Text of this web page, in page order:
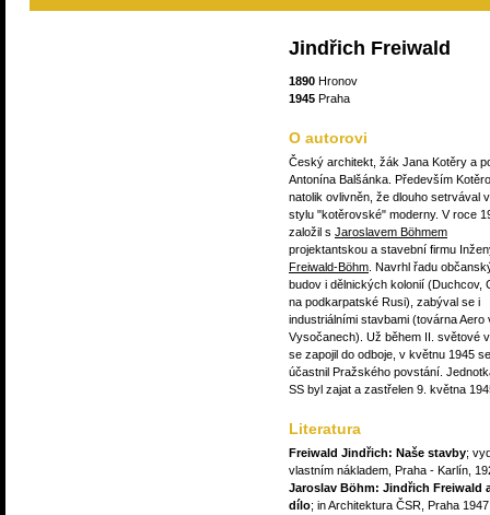
Jindřich Freiwald
1890 Hronov
1945 Praha
O autorovi
Český architekt, žák Jana Kotěry a
Antonína Balšánka. Především
natolik ovlivněn, že dlouho setrvával
stylu "kotěrovské" moderny. V roce
založil s Jaroslavem Böhmem
projektantskou a stavební firmu
Freiwald-Böhm . Navrhl řadu
budov i dělnických kolonií (Duchcov,
na podkarpatské Rusi), zabýval se i
industriálními stavbami (továrna Aero
Vysočanech). Už během II. světové
se zapojil do odboje, v květnu 1945 se
účastnil Pražského povstání.
SS byl zajat a zastřelen 9. května
Literatura
Freiwald Jindřich: Naše stavby;
vlastním nákladem, Praha - Karlín,
Jaroslav Böhm: Jindřich Freiwald
dílo; in Architektura ČSR, Praha